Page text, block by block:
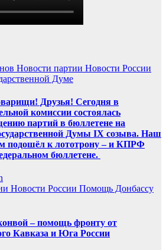
Новости партии Новости России
Думе
Друзья! Сегодня в
комиссии состоялась
партий в бюллетене на
Думы IX созыва. Наш
подошёл к лототрону – и КПРФ
бюллетене.
Новости России Помощь Донбассу
– помощь фронту от
Кавказа и Юга России